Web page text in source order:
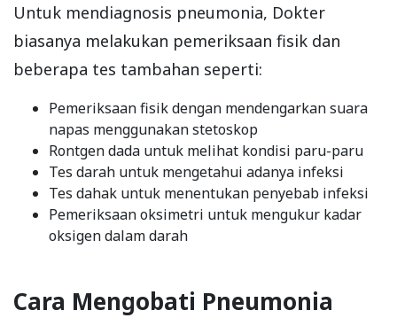
Untuk mendiagnosis pneumonia, Dokter
biasanya melakukan pemeriksaan fisik dan
beberapa tes tambahan seperti:
Pemeriksaan fisik dengan mendengarkan suara
napas menggunakan stetoskop
Rontgen dada untuk melihat kondisi paru-paru
Tes darah untuk mengetahui adanya infeksi
Tes dahak untuk menentukan penyebab infeksi
Pemeriksaan oksimetri untuk mengukur kadar
oksigen dalam darah
Cara Mengobati Pneumonia